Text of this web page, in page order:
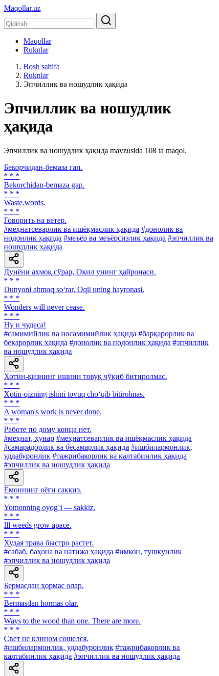
Maqollar.uz
Maqollar
Ruknlar
Bosh sahifa
Ruknlar
Эпчиллик ва ношудлик ҳақида
Эпчиллик ва ношудлик
ҳақида
Эпчиллик ва ношудлик ҳақида mavzusida 108 ta maqol.
Бекорчидан-бемаза гап.
* * *
Bekorchidan-bemaza gap.
* * *
Waste.words.
* * *
Говорить на ветер.
#меҳнатсеварлик ва ишёқмаслик ҳақида #донолик ва
нодонлик ҳақида #меъёр ва меъёрсизлик ҳақида #эпчиллик ва
ношудлик ҳақида
Дунёни аҳмоқ сўрар, Оқил унинг ҳайронаси.
* * *
Dunyoni ahmoq so‘rar, Oqil uning hayronasi.
* * *
Wonders will never cease.
* * *
Ну и чудеса!
#самимийлик ва носамимийлик ҳақида #барқарорлик ва
беқарорлик ҳақида #донолик ва нодонлик ҳақида #эпчиллик
ва ношудлик ҳақида
Хотин-қизнинг ишини товуқ чўқиб битиролмас.
* * *
Xotin-qizning ishini tovuq cho‘qib bitirolmas.
* * *
A woman's work is never done.
* * *
Работе по дому конца нет.
#меҳнат, ҳунар #меҳнатсеварлик ва ишёқмаслик ҳақида
#самарадорлик ва бесамарлик ҳақида #ишбилармонлик,
уддабуронлик #тажрибакорлик ва калтабинлик ҳақида
#эпчиллик ва ношудлик ҳақида
Ёмоннинг оёғи саккиз.
* * *
Yomonning oyog‘i — sakkiz.
* * *
Ill weeds grow apace.
* * *
Худая трава быстро растет.
#сабаб, баҳона ва натижа ҳақида #имкон, тушкунлик
#эпчиллик ва ношудлик ҳақида
Бермасдан ҳормас олар.
* * *
Bermasdan hormas olar.
* * *
Ways to the wood than one. There are more.
* * *
Свет не клином сошелся.
#ишбилармонлик, уддабуронлик #тажрибакорлик ва
калтабинлик ҳақида #эпчиллик ва ношудлик ҳақида